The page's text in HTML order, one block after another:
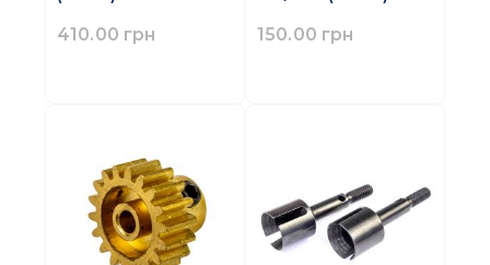
410.00 грн 150.00 грн